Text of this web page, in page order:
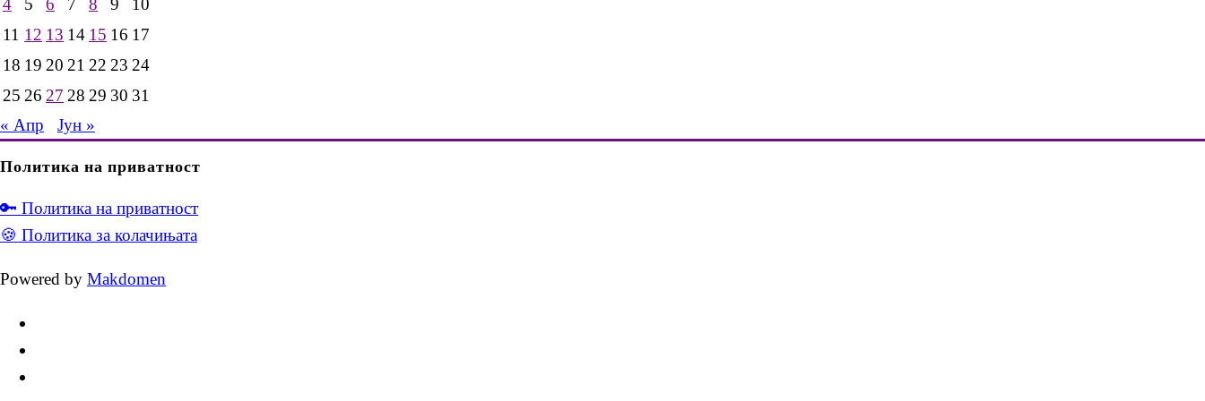
4
5 6 7 8 9
10
11 12 13 14 15 16 17
18 19 20 21 22 23 24
25 26 27 28 29 30 31
« Апр
Јун »
Политика на приватност
🔑 Политика на приватност
🍪 Политика за колачињата
Powered by Makdomen